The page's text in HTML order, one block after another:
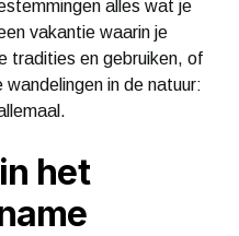
alles wat je
vakantie waarin je
tradities en gebruiken, of
in de natuur:
het